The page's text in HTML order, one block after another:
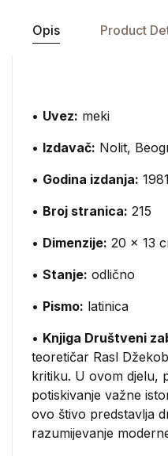
Opis Product
• Uvez: meki
• Izdavač: Nolit,
• Godina izdanja: 1981
• Broj stranica: 215
• Dimenzije: 20 x 13
• Stanje: odlično
• Pismo: latinica
• Knjiga Društveni
teoretičar Rasl
kritiku. U ovom djelu,
potiskivanje važne
ovo štivo predstavlja
razumijevanje